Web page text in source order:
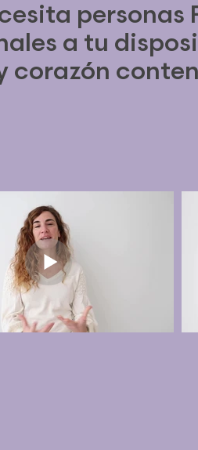
personas
a tu
corazón